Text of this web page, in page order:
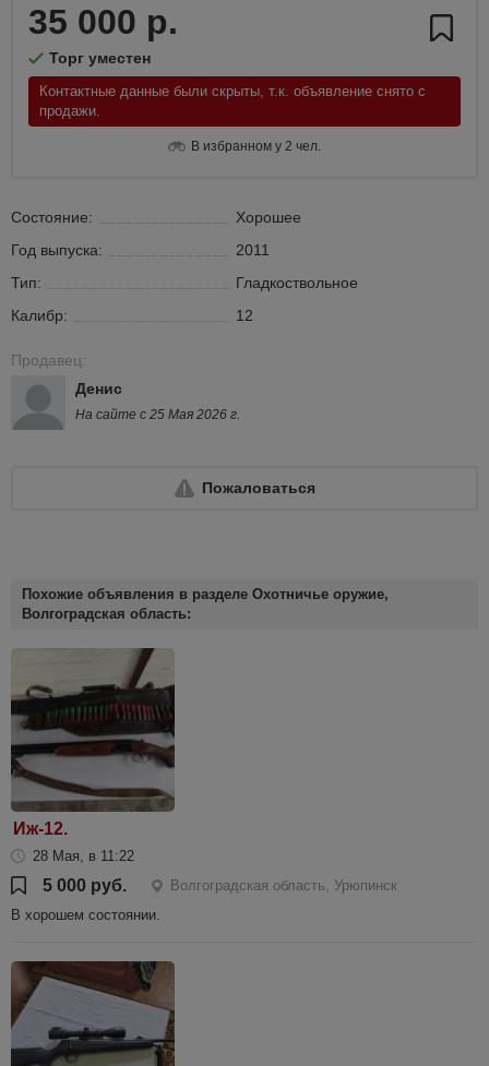
35 000 р.
Торг уместен
Контактные данные были скрыты, т.к. объявление снято с
продажи.
В избранном у 2 чел.
Состояние:
Хорошее
Год выпуска:
2011
Тип:
Гладкоствольное
Калибр:
12
Продавец:
Денис
На сайте с 25 Мая 2026 г.
Пожаловаться
Похожие объявления в разделе Охотничье оружие,
Волгоградская область:
Иж-12.
28 Мая, в 11:22
5 000 руб.
Волгоградская область, Урюпинск
В хорошем состоянии.